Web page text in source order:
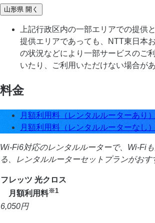
山形県 開く
上記行政区内の一部エリアでの提供
提供エリアであっても、NTT東日本
の状況などにより一部サービスのご
いたり、ご利用いただけない場合があ
料金
月額利用料（レンタルルーターあり）
月額利用料（レンタルルーターなし）
Wi-Fi6対応のレンタルルーターで、Wi-Fi
る、レンタルルーターセットプランがおす
フレッツ 光クロス
月額利用料※1
6,050円